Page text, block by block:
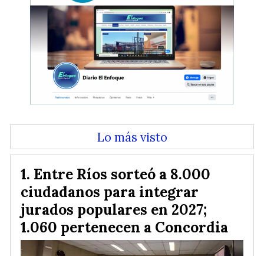
Lo más visto
Entre Ríos sorteó a 8.000
ciudadanos para integrar
jurados populares en 2027;
1.060 pertenecen a Concordia